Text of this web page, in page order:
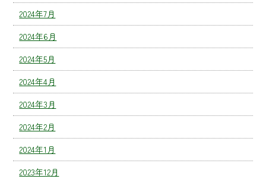
2024年7月
2024年6月
2024年5月
2024年4月
2024年3月
2024年2月
2024年1月
2023年12月